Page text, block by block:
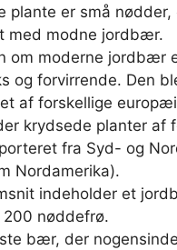
plante er små nødder,
med modne jordbær.
om moderne jordbær
og forvirrende. Den
af forskellige
krydsede planter af
fra Syd- og
Nordamerika).
indeholder et
200 nøddefrø.
bær, der